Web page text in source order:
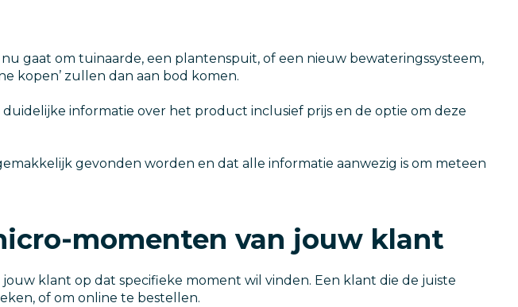
gaat om tuinaarde, een plantenspuit, of een nieuw bewateringssysteem,
kopen’ zullen dan aan bod komen.
informatie over het product inclusief prijs en de optie om deze
gevonden worden en dat alle informatie aanwezig is om meteen
momenten van jouw klant
klant op dat specifieke moment wil vinden. Een klant die de juiste
of om online te bestellen.